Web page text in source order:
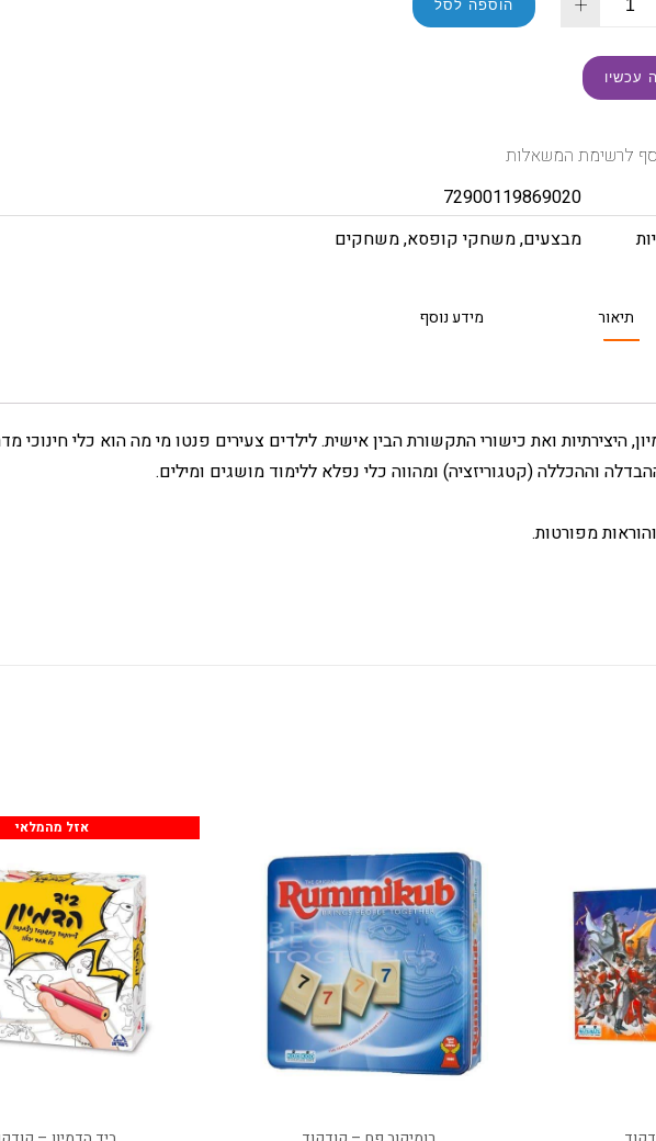
הוספה לסל
עכשיו
לרשימת המשאלות
72900119869020
מבצעים,משחקי קופסא,משחקים
תיאור מידע נוסף
ואת כישורי התקשורת הבין אישית. לילדים צעירים פנטו מי מה הוא כלי חינוכי
וההכללה (קטגוריזציה) ומהווה כלי נפלא ללימוד מושגים ומילים.
אזל מהמלאי